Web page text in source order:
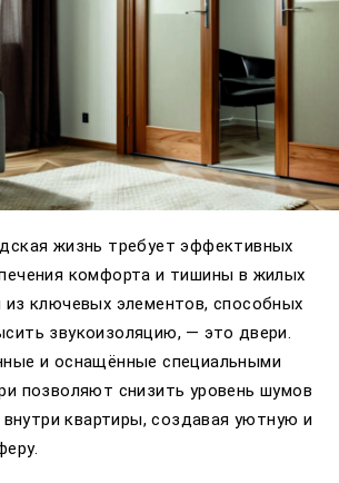
жизнь требует эффективных
комфорта и тишины в жилых
ключевых элементов, способных
звукоизоляцию, — это двери.
и оснащённые специальными
позволяют снизить уровень шумов
квартиры, создавая уютную и